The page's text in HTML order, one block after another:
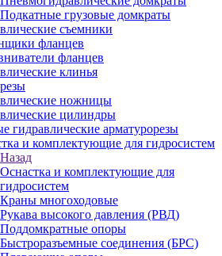
Подкатные грузовые домкраты
съемники
фланцев
фланцев
клинья
ножницы
цилиндры
гидравлические арматурорезы
и комплектующие для гидросистем
Назад
Оснастка и комплектующие для
гидросистем
Краны многоходовые
Рукава высокого давления (РВД)
Поддомкратные опоры
Быстроразъемные соединения (БРС)